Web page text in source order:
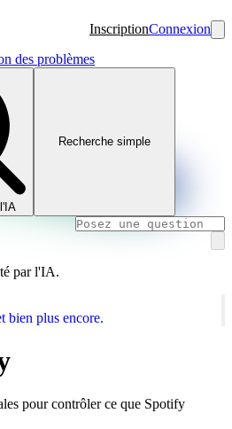
InscriptionConnexion
des problèmes
Recherche simple
par l'IA.
bien plus encore.
pour contrôler ce que Spotify